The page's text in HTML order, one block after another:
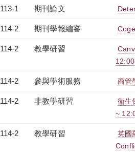
113-1 期刊論文
114-2 期刊學報編審
114-2 教學研習
114-2 參與學術服務 商管
114-2 非教學研習
衛生
~
114-2 教學研習
英國